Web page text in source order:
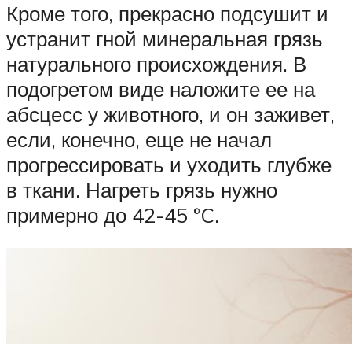
Кроме того, прекрасно подсушит и
устранит гной минеральная грязь
натурального происхождения. В
подогретом виде наложите ее на
абсцесс у животного, и он заживет,
если, конечно, еще не начал
прогрессировать и уходить глубже
в ткани. Нагреть грязь нужно
примерно до 42-45 °C.